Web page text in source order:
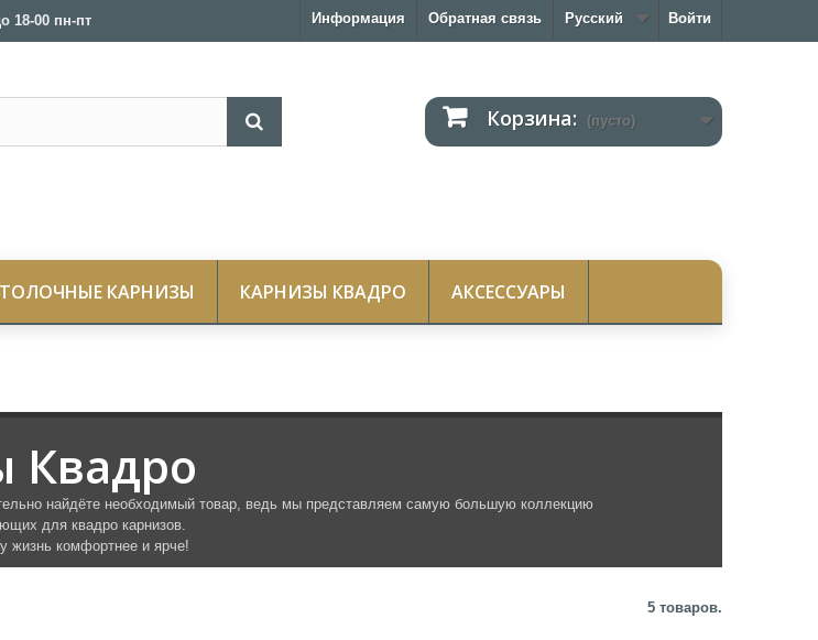
Войти
Русский
Обратная связь
Информация
18-00 пн-пт
Корзина: (пусто)
КАРНИЗЫ КАРНИЗЫ КВАДРО АКСЕССУАРЫ
Квадро
найдёте необходимый товар, ведь мы представляем самую большую коллекцию
для квадро карнизов.
жизнь комфортнее и ярче!
5 товаров.